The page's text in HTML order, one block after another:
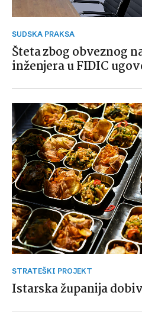
SUDSKA PRAKSA
Šteta zbog obveznog
inženjera u FIDIC
STRATEŠKI PROJEKT
Istarska županija